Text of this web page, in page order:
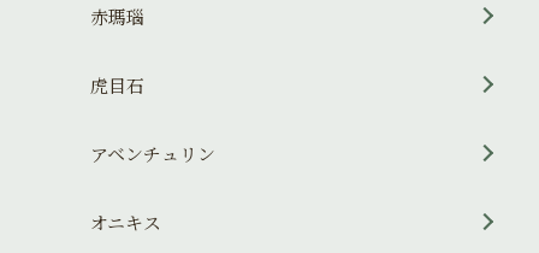
赤瑪瑙
虎目石
アベンチュリン
オニキス